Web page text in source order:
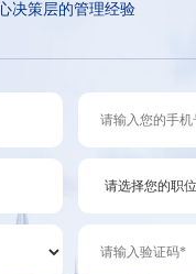
决策层的管理经验